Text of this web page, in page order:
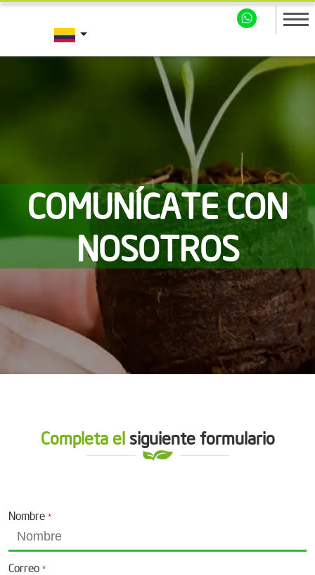
arrow_drop_down
COMUNÍCATE CON
NOSOTROS
Completa elsiguiente formulario
Nombre *
Correo *